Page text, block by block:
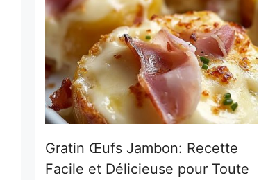
Gratin Œufs Jambon: Recette
Facile et Délicieuse pour Toute